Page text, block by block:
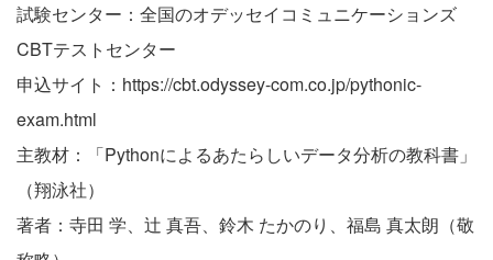
試験センター：全国のオデッセイコミュニケーションズ
CBTテストセンター
申込サイト： https://cbt.odyssey-com.co.jp/pythonic-
exam.html
主教材：「Pythonによるあたらしいデータ分析の教科書 」
（翔泳社）
著者：寺田 学、辻 真吾、鈴木 たかのり、福島 真太朗（敬